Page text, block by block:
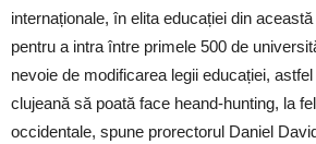
internaționale, în elita educației din
pentru a intra între primele 500 de
nevoie de modificarea legii educației,
clujeană să poată face heand-hunting, la
occidentale, spune prorectorul Daniel